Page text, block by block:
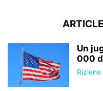
Un
000
Rizlene